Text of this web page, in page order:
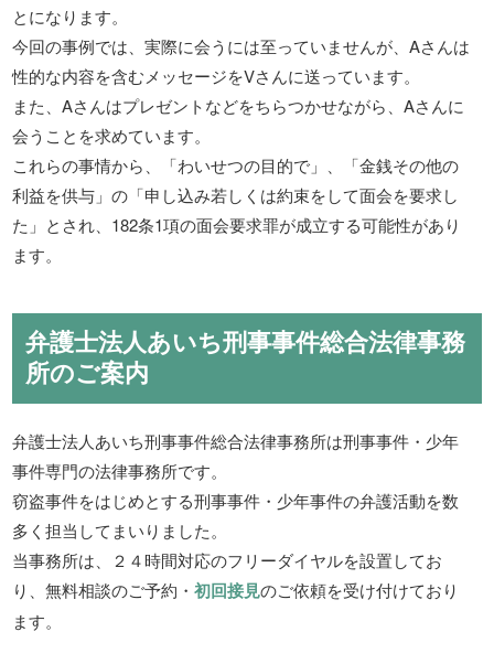
とになります。
今回の事例では、実際に会うには至っていませんが、Aさんは
性的な内容を含むメッセージをVさんに送っています。
また、Aさんはプレゼントなどをちらつかせながら、Aさんに
会うことを求めています。
これらの事情から、「わいせつの目的で」、「金銭その他の
利益を供与」の「申し込み若しくは約束をして面会を要求し
た」とされ、182条1項の面会要求罪が成立する可能性があり
ます。
弁護士法人あいち刑事事件総合法律事務
所のご案内
弁護士法人あいち刑事事件総合法律事務所は刑事事件・少年
事件専門の法律事務所です。
窃盗事件をはじめとする刑事事件・少年事件の弁護活動を数
多く担当してまいりました。
当事務所は、２４時間対応のフリーダイヤルを設置してお
り、無料相談のご予約・初回接見のご依頼を受け付けており
ます。